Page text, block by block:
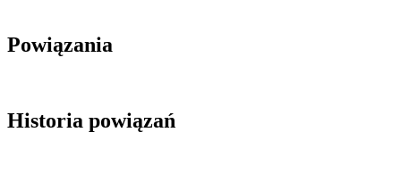
Powiązania
Historia powiązań